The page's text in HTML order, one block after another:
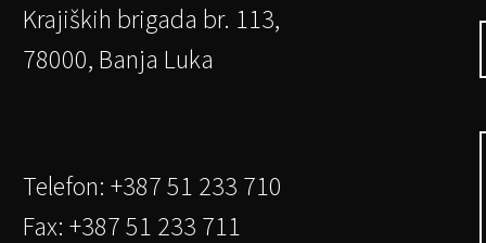
Krajiških brigada br. 113,
78000, Banja Luka
Telefon: +387 51 233 710
Fax: +387 51 233 711